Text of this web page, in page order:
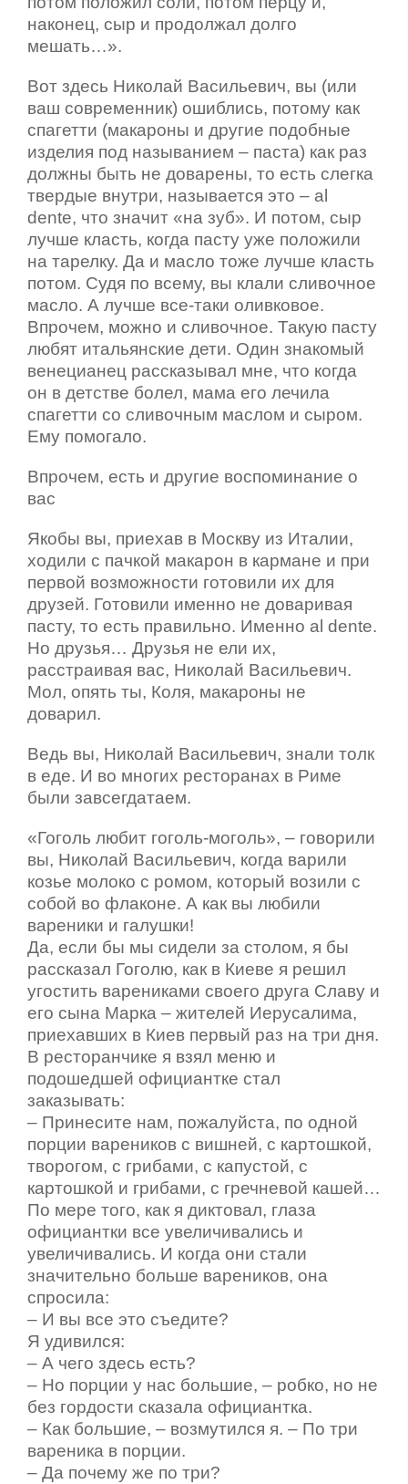
наконец, сыр и продолжал долго
мешать…».
Вот здесь Николай Васильевич, вы (или
ваш современник) ошиблись, потому как
спагетти (макароны и другие подобные
изделия под называнием – паста) как раз
должны быть не доварены, то есть слегка
твердые внутри, называется это – al
dente, что значит «на зуб». И потом, сыр
лучше класть, когда пасту уже положили
на тарелку. Да и масло тоже лучше класть
потом. Судя по всему, вы клали сливочное
масло. А лучше все-таки оливковое.
Впрочем, можно и сливочное. Такую пасту
любят итальянские дети. Один знакомый
венецианец рассказывал мне, что когда
он в детстве болел, мама его лечила
спагетти со сливочным маслом и сыром.
Ему помогало.
Впрочем, есть и другие воспоминание о
вас
Якобы вы, приехав в Москву из Италии,
ходили с пачкой макарон в кармане и при
первой возможности готовили их для
друзей. Готовили именно не доваривая
пасту, то есть правильно. Именно al dente.
Но друзья… Друзья не ели их,
расстраивая вас, Николай Васильевич.
Мол, опять ты, Коля, макароны не
доварил.
Ведь вы, Николай Васильевич, знали толк
в еде. И во многих ресторанах в Риме
были завсегдатаем.
«Гоголь любит гоголь-моголь», – говорили
вы, Николай Васильевич, когда варили
козье молоко с ромом, который возили с
собой во флаконе. А как вы любили
вареники и галушки!
Да, если бы мы сидели за столом, я бы
рассказал Гоголю, как в Киеве я решил
угостить варениками своего друга Славу и
его сына Марка – жителей Иерусалима,
приехавших в Киев первый раз на три дня.
В ресторанчике я взял меню и
подошедшей официантке стал
заказывать:
– Принесите нам, пожалуйста, по одной
порции вареников с вишней, с картошкой,
творогом, с грибами, с капустой, с
картошкой и грибами, с гречневой кашей…
По мере того, как я диктовал, глаза
официантки все увеличивались и
увеличивались. И когда они стали
значительно больше вареников, она
спросила:
– И вы все это съедите?
Я удивился:
– А чего здесь есть?
– Но порции у нас большие, – робко, но не
без гордости сказала официантка.
– Как большие, – возмутился я. – По три
вареника в порции.
– Да почему же по три?